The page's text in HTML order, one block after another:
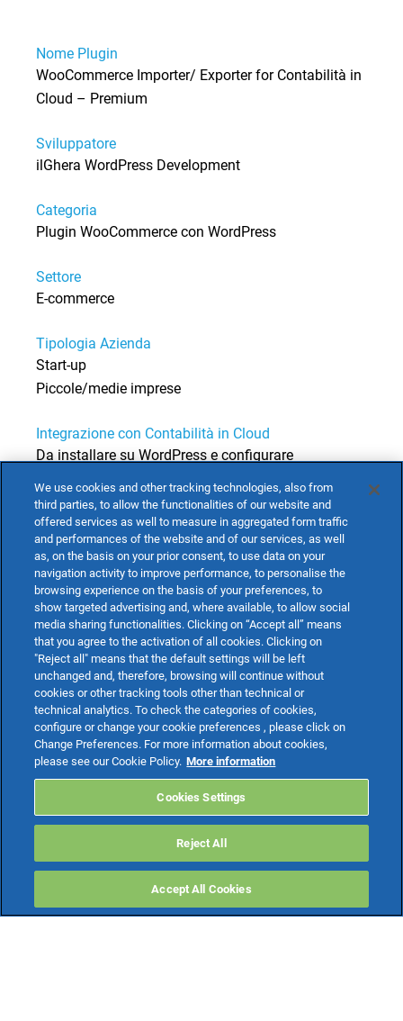
Nome Plugin
WooCommerce Importer/ Exporter for Contabilità in
Cloud – Premium
Sviluppatore
ilGhera WordPress Development
Categoria
Plugin WooCommerce con WordPress
Settore
E-commerce
Tipologia Azienda
Start-up
Piccole/medie imprese
Integrazione con Contabilità in Cloud
Da installare su WordPress e configurare
We use cookies and other tracking technologies, also from
third parties, to allow the functionalities of our website and
offered services as well to measure in aggregated form traffic
and performances of the website and of our services, as well
as, on the basis on your prior consent, to use data on your
navigation activity to improve performance, to personalise the
browsing experience on the basis of your preferences, to
show targeted advertising and, where available, to allow social
media sharing functionalities. Clicking on “Accept all” means
that you agree to the activation of all cookies. Clicking on
"Reject all" means that the default settings will be left
unchanged and, therefore, browsing will continue without
cookies or other tracking tools other than technical or
technical analytics. To check the categories of cookies,
configure or change your cookie preferences , please click on
Change Preferences. For more information about cookies,
please see our Cookie Policy. More information
Cookies Settings
Reject All
Accept All Cookies